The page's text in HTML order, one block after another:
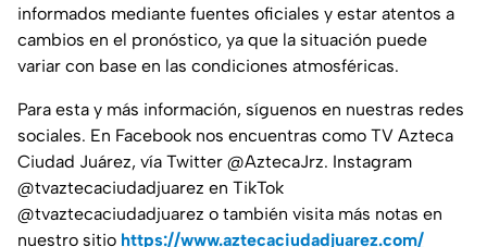
informados mediante fuentes oficiales y estar atentos a
cambios en el pronóstico, ya que la situación puede
variar con base en las condiciones atmosféricas.
Para esta y más información, síguenos en nuestras redes
sociales. En Facebook nos encuentras como TV Azteca
Ciudad Juárez, vía Twitter @AztecaJrz. Instagram
@tvaztecaciudadjuarez en TikTok
@tvaztecaciudadjuarez o también visita más notas en
nuestro sitio https://www.aztecaciudadjuarez.com/